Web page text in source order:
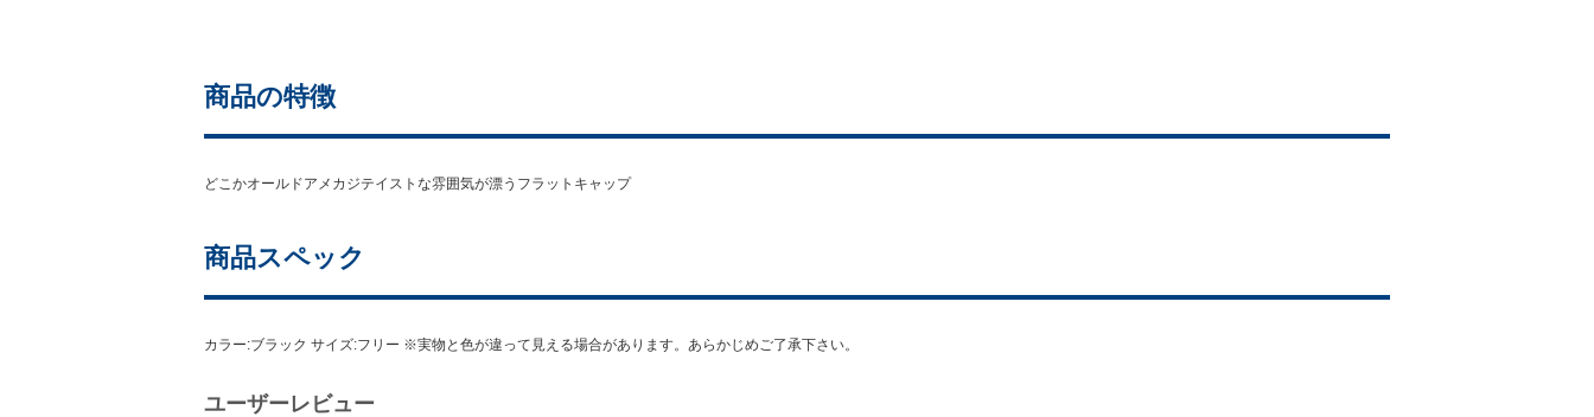
商品の特徴
どこかオールドアメカジテイストな雰囲気が漂うフラットキャップ
商品スペック
カラー:ブラック サイズ:フリー ※実物と色が違って見える場合があります。あらかじめご了承下さい。
ユーザーレビュー